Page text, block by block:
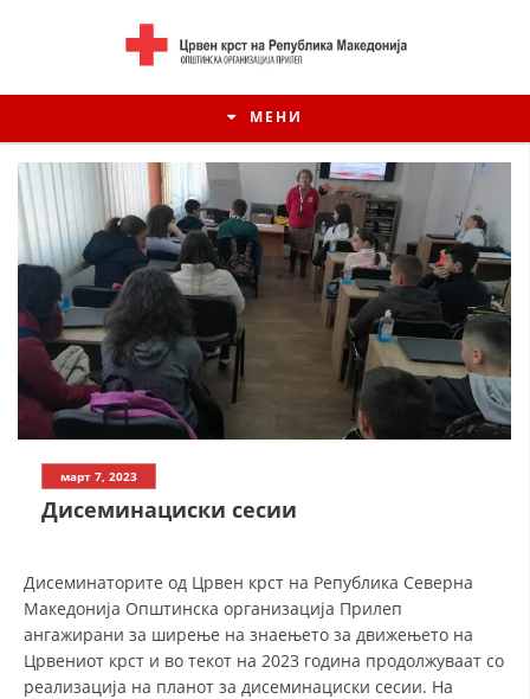
МЕНИ
ИСТОРИЈАТ НА ЦКРСМ
КОНТАКТ ИНФОРМАЦИИ
ЧЛЕНСТВО ВО ПРОФЕСИОНАЛНИ ТЕЛА
март 7, 2023
Дисеминациски сесии
Дисеминаторите од Црвен крст на Република Северна
Македонија Општинска организација Прилеп
ангажирани за ширење на знаењето за движењето на
Црвениот крст и во текот на 2023 година продолжуваат со
реализација на планот за дисеминациски сесии. На